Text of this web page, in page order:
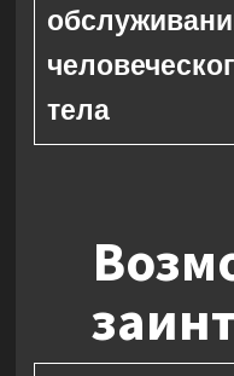
тела